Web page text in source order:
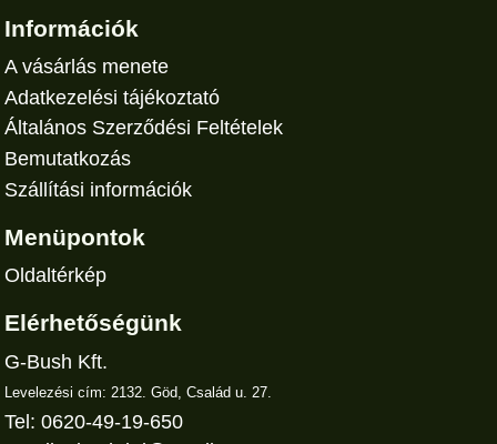
Információk
A vásárlás menete
Adatkezelési tájékoztató
Általános Szerződési Feltételek
Bemutatkozás
Szállítási információk
Menüpontok
Oldaltérkép
Elérhetőségünk
G-Bush Kft.
Levelezési cím: 2132. Göd, Család u. 27.
Tel: 0620-49-19-650